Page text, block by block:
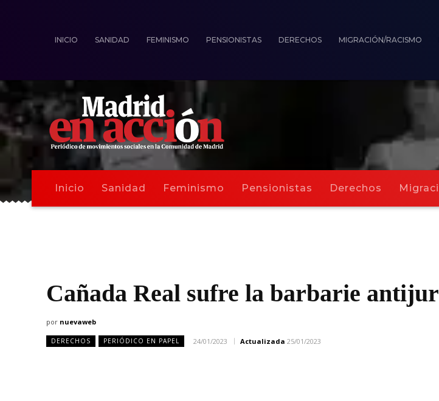
INICIO SANIDAD FEMINISMO PENSIONISTAS DERECHOS MIGRACIÓN/RACISMO
Inicio Sanidad Feminismo Pensionistas Derechos
Cañada Real sufre la barbarie
por nuevaweb
DERECHOS PERIÓDICO EN PAPEL 24/01/2023 Actualizada 25/01/2023